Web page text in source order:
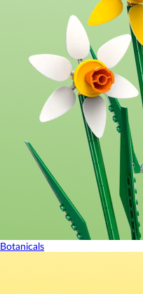
Botanicals